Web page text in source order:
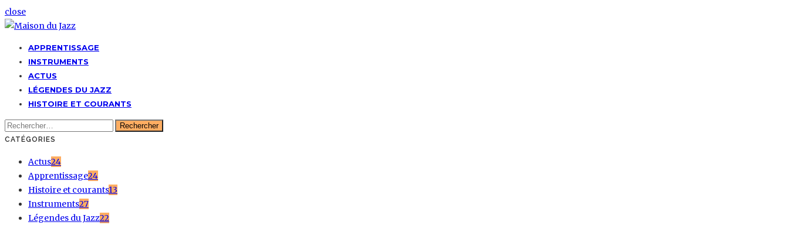
close
APPRENTISSAGE
INSTRUMENTS
ACTUS
LÉGENDES DU JAZZ
HISTOIRE ET COURANTS
Rechercher :
CATÉGORIES
Actus24
Apprentissage24
Histoire et courants13
Instruments27
Légendes du Jazz22